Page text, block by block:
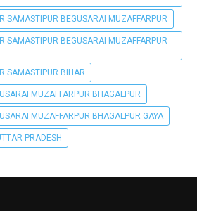
SAMASTIPUR BEGUSARAI MUZAFFARPUR
SAMASTIPUR BEGUSARAI MUZAFFARPUR
SAMASTIPUR BIHAR
MUZAFFARPUR BHAGALPUR
MUZAFFARPUR BHAGALPUR GAYA
PRADESH